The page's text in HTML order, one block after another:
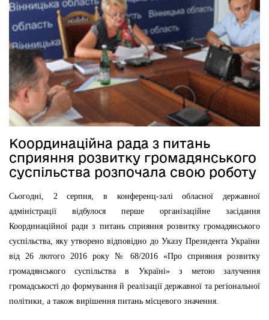
Координаційна рада з питань
сприяння розвитку громадянського
суспільства розпочала свою роботу
Сьогодні, 2 серпня, в конференц-залі обласної державної
адміністрації відбулося перше організаційне засідання
Координаційної ради з питань сприяння розвитку громадянського
суспільства, яку утворено відповідно до Указу Президента України
від 26 лютого 2016 року № 68/2016 «Про сприяння розвитку
громадянського суспільства в Україні» з метою залучення
громадськості до формування й реалізації державної та регіональної
політики, а також вирішення питань місцевого значення.